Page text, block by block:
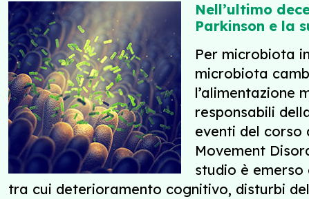
Nell’ultimo
Parkinson e la
Per microbiota
microbiota
l’alimentazione
responsabili
eventi del corso
Movement
studio è
tra cui deterioramento cognitivo, disturbi